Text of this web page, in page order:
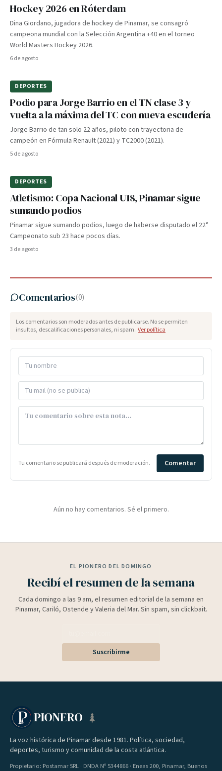
Hockey 2026 en Róterdam
Dina Giordano, jugadora de hockey de Pinamar, se consagró
campeona mundial con la Selección Argentina +40 en el torneo
World Masters Hockey 2026.
6 de agosto
DEPORTES
Podio para Jorge Barrio en el TN clase 3 y
vuelta a la máxima del TC con nueva escudería
Jorge Barrio de tan solo 22 años, piloto con trayectoria de
campeón en Fórmula Renault (2021) y TC2000 (2021).
5 de agosto
DEPORTES
Atletismo: Copa Nacional U18, Pinamar sigue
sumando podios
Pinamar sigue sumando podios, luego de haberse disputado el 22°
Campeonato sub 23 hace pocos días.
3 de agosto
Comentarios(0)
Los comentarios son moderados antes de publicarse. No se permiten
insultos, descalificaciones personales, ni spam. Ver política
Tu comentario se publicará después de moderación. Comentar
Aún no hay comentarios. Sé el primero.
EL PIONERO DEL DOMINGO
Recibí el resumen de la semana
Cada domingo a las 9 am, el resumen editorial de la semana en
Pinamar, Cariló, Ostende y Valeria del Mar. Sin spam, sin clickbait.
Suscribirme
PIONERO
La voz histórica de Pinamar desde 1981. Política, sociedad,
deportes, turismo y comunidad de la costa atlántica.
Propietario: Postamar SRL · DNDA Nº 5344866 · Eneas 200, Pinamar, Buenos